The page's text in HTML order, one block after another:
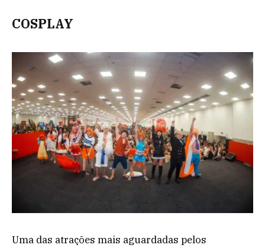
COSPLAY
Uma das atrações mais aguardadas pelos